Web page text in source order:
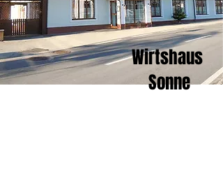
Wirtshaus
Sonne